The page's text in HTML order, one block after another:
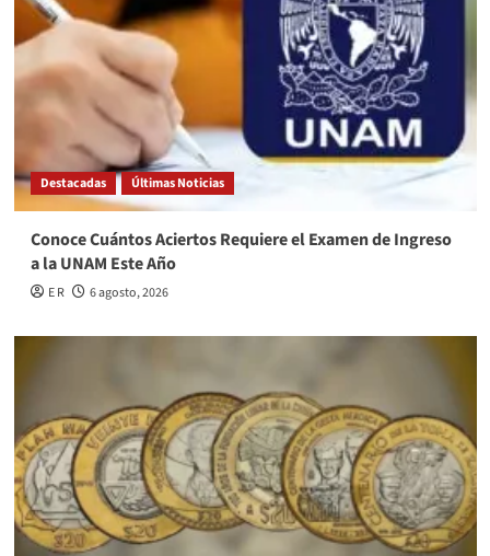
Destacadas Últimas Noticias
Conoce Cuántos Aciertos Requiere el Examen de Ingreso
a la UNAM Este Año
E R 6 agosto, 2026